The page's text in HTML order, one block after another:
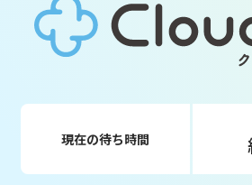
現在の待ち時間